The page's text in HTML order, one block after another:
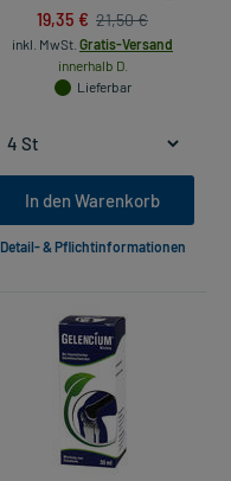
19,35 € 21,50 €
inkl. MwSt. Gratis-Versand
innerhalb D.
Lieferbar
In den Warenkorb
Detail- & Pflichtinformationen